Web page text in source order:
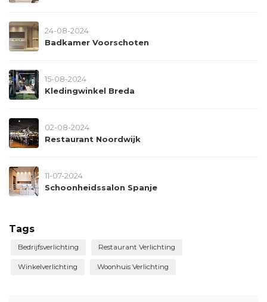
24-08-2024
Badkamer Voorschoten
15-08-2024
Kledingwinkel Breda
02-08-2024
Restaurant Noordwijk
11-07-2024
Schoonheidssalon Spanje
Tags
Bedrijfsverlichting Restaurant Verlichting
Winkelverlichting Woonhuis Verlichting